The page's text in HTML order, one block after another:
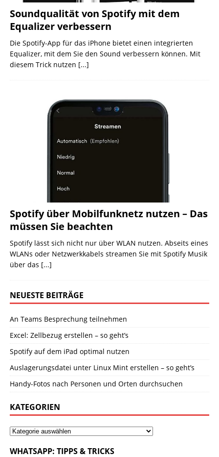
Soundqualität von Spotify mit dem
Equalizer verbessern
Die Spotify-App für das iPhone bietet einen integrierten
Equalizer, mit dem Sie den Sound verbessern können. Mit
diesem Trick nutzen [...]
Spotify über Mobilfunknetz nutzen – Das
müssen Sie beachten
Spotify lässt sich nicht nur über WLAN nutzen. Abseits eines
WLANs oder Netzwerkkabels streamen Sie mit Spotify Musik
über das [...]
NEUESTE BEITRÄGE
An Teams Besprechung teilnehmen
Excel: Zellbezug erstellen – so geht’s
Spotify auf dem iPad optimal nutzen
Auslagerungsdatei unter Linux Mint erstellen – so geht’s
Handy-Fotos nach Personen und Orten durchsuchen
KATEGORIEN
WHATSAPP: TIPPS & TRICKS